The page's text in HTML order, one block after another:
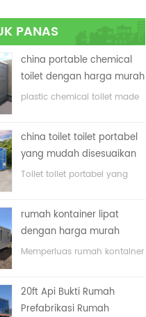
PANAS
china portable chemical
toilet dengan harga murah
plastic chemical toilet made
china toilet toilet portabel
yang mudah disesuaikan
untuk lokasi konstruksi
Toilet toilet portabel yang
rumah kontainer lipat
dengan harga murah
Memperluas rumah kontainer
20ft Api Bukti Rumah
Prefabrikasi Rumah